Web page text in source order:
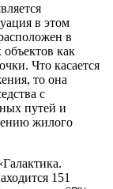
в этом
в
как
Что касается
то она
с
путей и
жилого
151